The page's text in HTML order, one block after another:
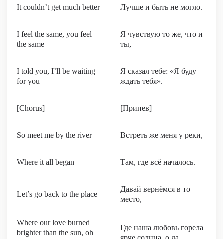
It couldn’t get much better Лучше и быть не могло.
I feel the same, you feel
the same
Я чувствую то же, что и
ты,
I told you, I’ll be waiting
for you
Я сказал тебе: «Я буду
ждать тебя».
[Chorus] [Припев]
So meet me by the river Встреть же меня у реки,
Where it all began Там, где всё началось.
Let’s go back to the place
Давай вернёмся в то
место,
Where our love burned
brighter than the sun, oh
Где наша любовь горела
ярче солнца, о да.